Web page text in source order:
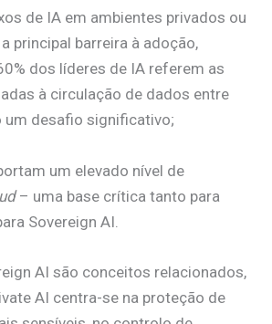
de IA em ambientes privados ou
principal barreira à adoção,
dos líderes de IA referem as
à circulação de dados entre
desafio significativo;
um elevado nível de
– uma base crítica tanto para
Sovereign AI.
AI são conceitos relacionados,
AI centra-se na proteção de